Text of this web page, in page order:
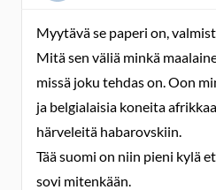
Myytävä se paperi on,
Mitä sen väliä minkä
missä joku tehdas on. Oon
ja belgialaisia koneita
härveleitä habarovskiin.
Tää suomi on niin pieni kylä
sovi mitenkään.